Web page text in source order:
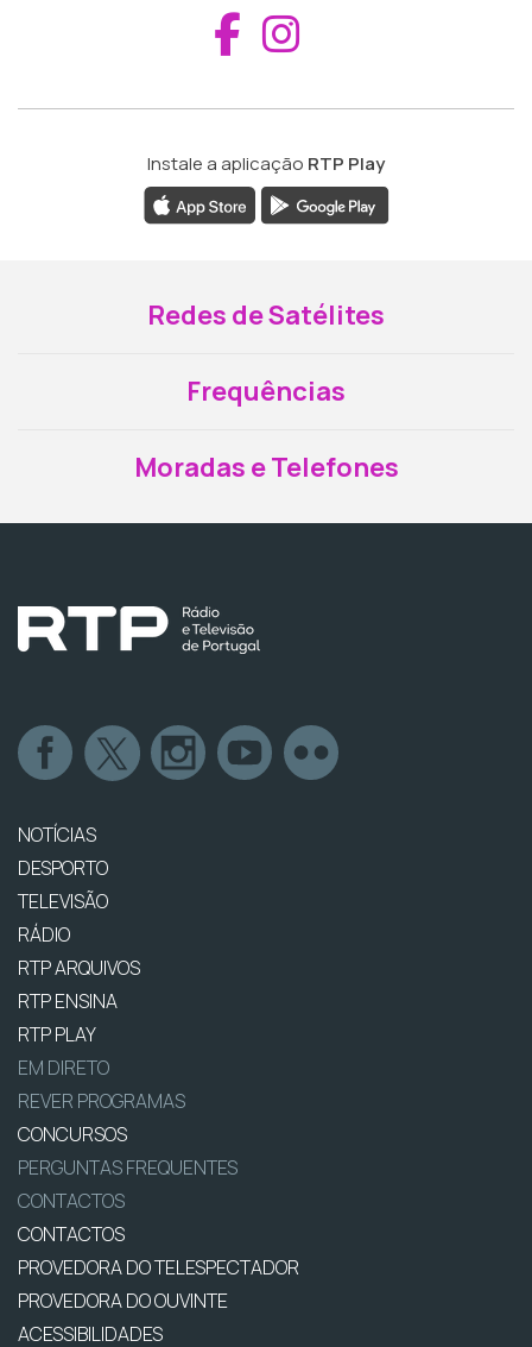
Aceder ao
Instale a aplicação RTP Play
Redes de Satélites
Frequências
Moradas e Telefones
NOTÍCIAS
DESPORTO
TELEVISÃO
RÁDIO
RTP ARQUIVOS
RTP ENSINA
RTP PLAY
EM DIRETO
REVER PROGRAMAS
CONCURSOS
PERGUNTAS FREQUENTES
CONTACTOS
CONTACTOS
PROVEDORA DO TELESPECTADOR
PROVEDORA DO OUVINTE
ACESSIBILIDADES